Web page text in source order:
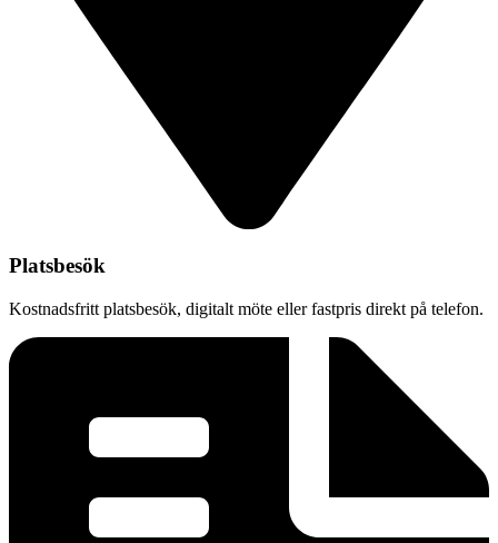
Platsbesök
Kostnadsfritt platsbesök, digitalt möte eller fastpris direkt på telefon.